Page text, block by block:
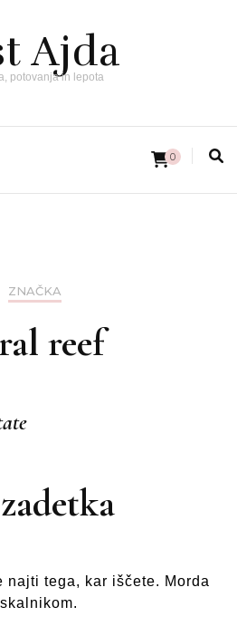
Ajda
potovanja in lepota
0
ZNAČKA
reef
najti tega, kar iščete. Morda